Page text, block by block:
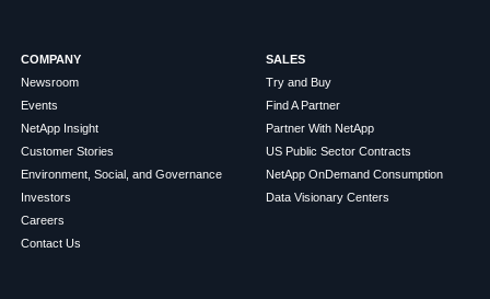
COMPANY
Newsroom
Events
NetApp Insight
Customer Stories
Environment, Social, and Governance
Investors
Careers
Contact Us
SALES
Try and Buy
Find A Partner
Partner With NetApp
US Public Sector Contracts
NetApp OnDemand Consumption
Data Visionary Centers